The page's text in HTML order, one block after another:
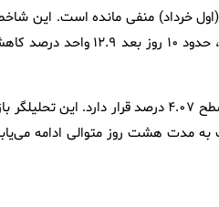
ریسرچ روند نگران‌کننده‌ای را در شاخص «نوسان قیمت بیت‌کوین» فاش کرد که از ۲۲ مه (اول خرداد) منفی مانده است.
درون‌زنجیره‌ای پس از رسیدن به بالاترین سطح خود در نزدیک به یک سال (۲۰.۵ درصد در پنجم ماه مه)، حدود ۱۰ روز بعد
طبق گزارش تردینگ ویو، نوسان قیمت بیت‌کوین که کمی بیش از یک هفته پیش منفی شد، اکنون در سطح ۴.۰۷ درصد قرار دارد. این
افزایش می‌یابد و نوسان قیمت به مدت هشت روز متوالی ادامه